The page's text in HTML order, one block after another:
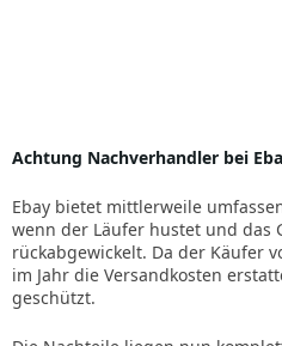
Achtung Nachverhandler bei
Ebay bietet mittlerweile
wenn der Läufer hustet und das
rückabgewickelt. Da der Käufer
im Jahr die Versandkosten
geschützt.